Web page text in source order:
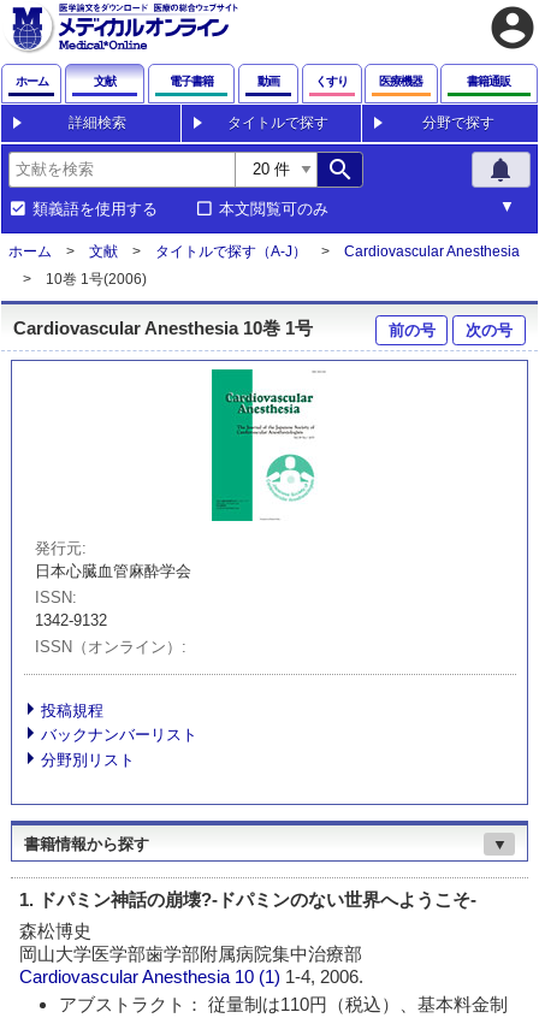
account_circle
ホーム 文献 電子書籍 動画 くすり 医療機器 書籍通販
詳細検索 タイトルで探す 分野で探す
search notifications
類義語を使用する 本文閲覧可のみ
ホーム 文献 タイトルで探す（A-J）
Cardiovascular Anesthesia
10巻 1号(2006)
Cardiovascular Anesthesia 10巻 1号 前の号 次の号
発行元
日本心臓血管麻酔学会
ISSN
1342-9132
ISSN（オンライン）
投稿規程
バックナンバーリスト
分野別リスト
書籍情報から探す ▼
1. ドパミン神話の崩壊?-ドパミンのない世界へようこそ-
森松博史
岡山大学医学部歯学部附属病院集中治療部
Cardiovascular Anesthesia 10 (1) 1-4, 2006.
アブストラクト： 従量制は110円（税込）、基本料金制